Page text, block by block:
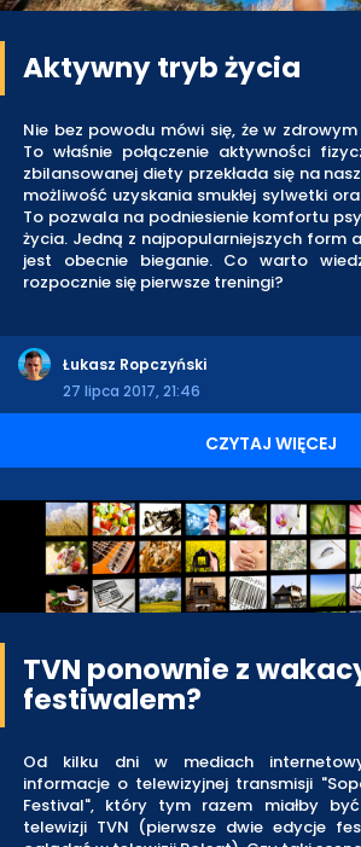
Aktywny tryb życia
Nie bez powodu mówi się, że w
To właśnie połączenie aktywności
zbilansowanej diety przekłada się na
możliwość uzyskania smukłej sylwetki
To pozwala na podniesienie komfortu
życia. Jedną z najpopularniejszych form
jest obecnie bieganie. Co warto
rozpocznie się pierwsze treningi?
Łukasz Ropczyński
27 lipca 2017, 21:46
CZYTAJ WIĘCEJ
TVN ponownie z
festiwalem?
Od kilku dni w mediach
informacje o telewizyjnej transmisji
Festival", który tym razem miałby
telewizji TVN (pierwsze dwie edycje